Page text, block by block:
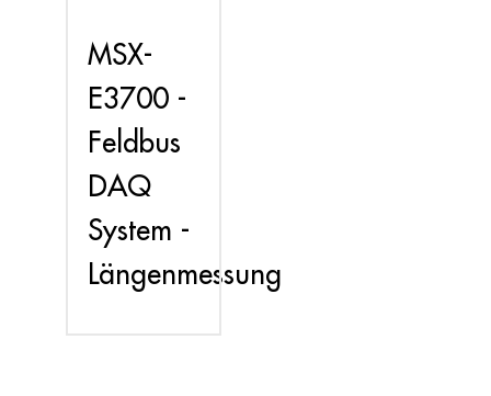
MSX-
E3700 -
Feldbus
DAQ
System -
Längenmessung